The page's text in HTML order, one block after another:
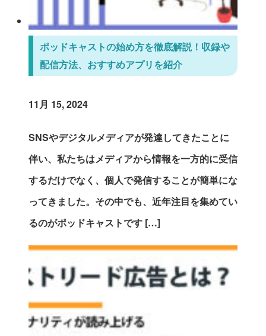
ポッドキャストの始め方を徹底解説！収録や
配信方法、おすすめアプリを紹介
11月 15, 2024
SNSやデジタルメディアが発達してきたことに
伴い、私たちはメディアから情報を一方的に受信
するだけでなく、個人で発信することが簡単にな
ってきました。その中でも、近年注目を集めてい
るのがポッドキャストです […]